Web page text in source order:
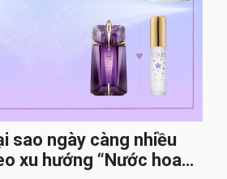
sao ngày càng nhiều
xu hướng “Nước hoa